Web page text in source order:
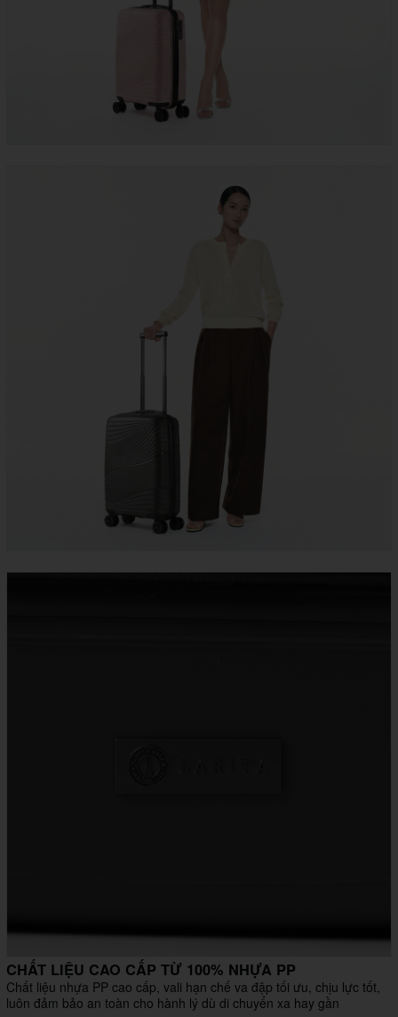
CHẤT LIỆU CAO CẤP TỪ 100% NHỰA PP
Chất liệu nhựa PP cao cấp, vali hạn chế va đập tối ưu, chịu lực tốt,
luôn đảm bảo an toàn cho hành lý dù di chuyển xa hay gần